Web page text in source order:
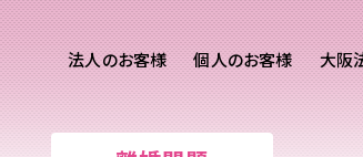
法人のお客様 個人のお客様
お客様ご相談
大阪